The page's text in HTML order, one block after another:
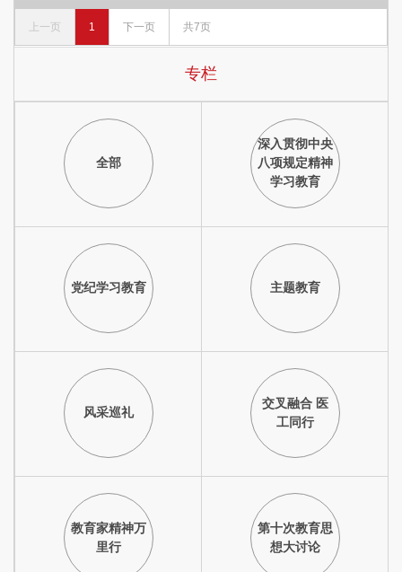
上一页 1 下一页 共7页
专栏
全部
深入贯彻中央
八项规定精神
学习教育
党纪学习教育 主题教育
风采巡礼
交叉融合 医
工同行
教育家精神万
里行
第十次教育思
想大讨论